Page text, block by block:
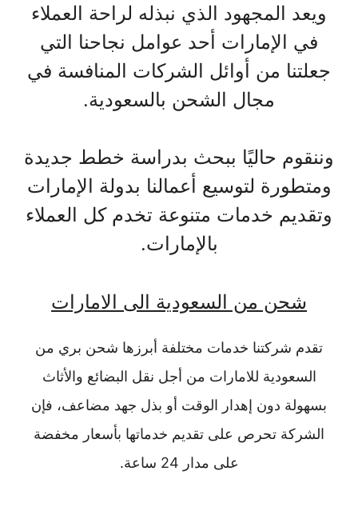
ويعد المجهود الذي نبذله لراحة العملاء
في الإمارات أحد عوامل نجاحنا التي
جعلتنا من أوائل الشركات المنافسة في
مجال الشحن بالسعودية.
وننقوم حاليًا ببحث بدراسة خطط جديدة
ومتطورة لتوسيع أعمالنا بدولة الإمارات
وتقديم خدمات متنوعة تخدم كل العملاء
بالإمارات.
شحن من السعودية الى الامارات
تقدم شركتنا خدمات مختلفة أبرزها شحن بري من
السعودية للامارات من أجل نقل البضائع والأثاث
بسهولة دون إهدار الوقت أو بذل جهد مضاعف، فإن
الشركة تحرص على تقديم خدماتها بأسعار مخفضة
على مدار 24 ساعة.